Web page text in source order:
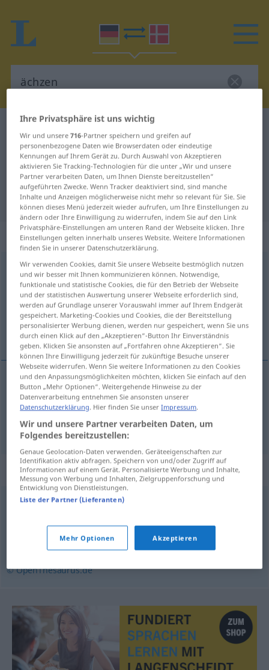
Deutsch-Dänisch Wörterbuch
Deutsch-Dänisch Übersetzung für
"ächzen"
"ächzen" Dänisch Übersetzung
„ächzen“
ächzen <-t>
Übersicht aller Übersetzungen
(Für mehr Details die Übersetzung anklicken/antippen)
klage sig, stønne
klagesig,stønne ächzen
ächzen → siehe „knarren“
Synonyme für "ächzen"
stöhnen
© OpenThesaurus.de
Ihre Privatsphäre ist uns wichtig
Wir und unsere716-Partner speichern und greifen auf
personenbezogene Daten wie Browserdaten oder eindeutige
Kennungen auf Ihrem Gerät zu. Durch Auswahl von Akzeptieren
aktivieren Sie Tracking-Technologien für die unter „Wir und unsere
Partner verarbeiten Daten, um Ihnen Dienste bereitzustellen“
aufgeführten Zwecke. Wenn Tracker deaktiviert sind, sind manche
Inhalte und Anzeigen möglicherweise nicht mehr so relevant für Sie. Sie
können dieses Menü jederzeit wieder aufrufen, um Ihre Einstellungen zu
ändern oder Ihre Einwilligung zu widerrufen, indem Sie auf den Link
Privatsphäre-Einstellungen am unteren Rand der Webseite klicken. Ihre
Einstellungen gelten innerhalb unseres Website. Weitere Informationen
finden Sie in unserer Datenschutzerklärung.
Wir verwenden Cookies, damit Sie unsere Webseite bestmöglich nutzen
und wir besser mit Ihnen kommunizieren können. Notwendige,
funktionale und statistische Cookies, die für den Betrieb der Webseite
und der statistischen Auswertung unserer Webseite erforderlich sind,
werden auf Grundlage unserer Vorauswahl immer auf Ihrem Endgerät
gespeichert. Marketing-Cookies und Cookies, die der Bereitstellung
personalisierter Werbung dienen, werden nur gespeichert, wenn Sie uns
durch einen Klick auf den „Akzeptieren“-Button Ihr Einverständnis
geben. Klicken Sie ansonsten auf „Fortfahren ohne Akzeptieren“. Sie
können Ihre Einwilligung jederzeit für zukünftige Besuche unserer
Webseite widerrufen. Wenn Sie weitere Informationen zu den Cookies
und den Anpassungsmöglichkeiten möchten, klicken Sie einfach auf den
Button „Mehr Optionen“. Weitergehende Hinweise zu der
Datenverarbeitung entnehmen Sie ansonsten unserer
Datenschutzerklärung. Hier finden Sie unserImpressum.
Wir und unsere Partner verarbeiten Daten, um
Folgendes bereitzustellen:
Genaue Geolocation-Daten verwenden. Geräteeigenschaften zur
Identifikation aktiv abfragen. Speichern von und/oder Zugriff auf
Informationen auf einem Gerät. Personalisierte Werbung und Inhalte,
Messung von Werbung und Inhalten, Zielgruppenforschung und
Entwicklung von Dienstleistungen.
Liste der Partner (Lieferanten)
Mehr Optionen Akzeptieren